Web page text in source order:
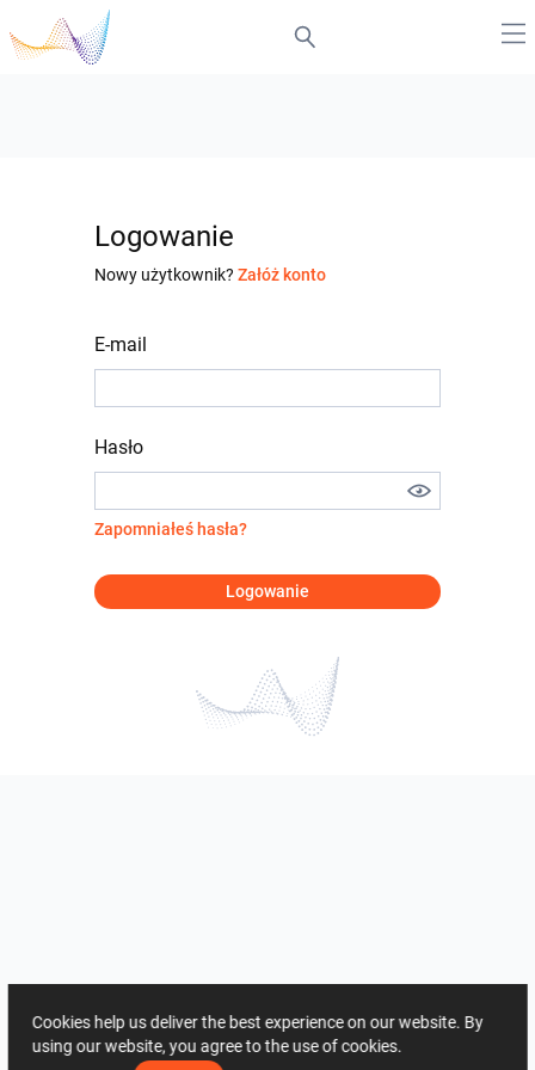
Logowanie
Nowy użytkownik? Załóż konto
E-mail
Hasło
Zapomniałeś hasła?
Logowanie
Cookies help us deliver the best experience on our website. By
using our website, you agree to the use of cookies.